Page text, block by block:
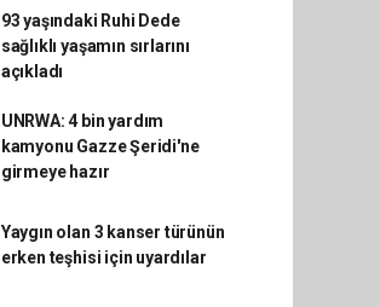
93 yaşındaki Ruhi Dede
sağlıklı yaşamın sırlarını
açıkladı
UNRWA: 4 bin yardım
kamyonu Gazze Şeridi'ne
girmeye hazır
Yaygın olan 3 kanser türünün
erken teşhisi için uyardılar